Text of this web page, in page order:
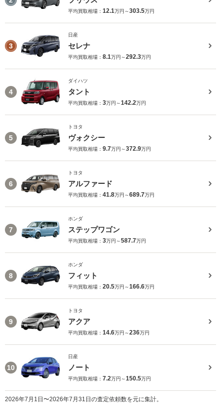
平均買取相場： 12.1万円～303.5万円
3
日産
セレナ
平均買取相場： 8.1万円～292.3万円
4
ダイハツ
タント
平均買取相場： 3万円～142.2万円
5
トヨタ
ヴォクシー
平均買取相場： 9.7万円～372.9万円
6
トヨタ
アルファード
平均買取相場： 41.8万円～689.7万円
7
ホンダ
ステップワゴン
平均買取相場： 3万円～587.7万円
8
ホンダ
フィット
平均買取相場： 20.5万円～166.6万円
9
トヨタ
アクア
平均買取相場： 14.6万円～236万円
10
日産
ノート
平均買取相場： 7.2万円～150.5万円
2026年7月1日〜2026年7月31日の査定依頼数を元に集計。